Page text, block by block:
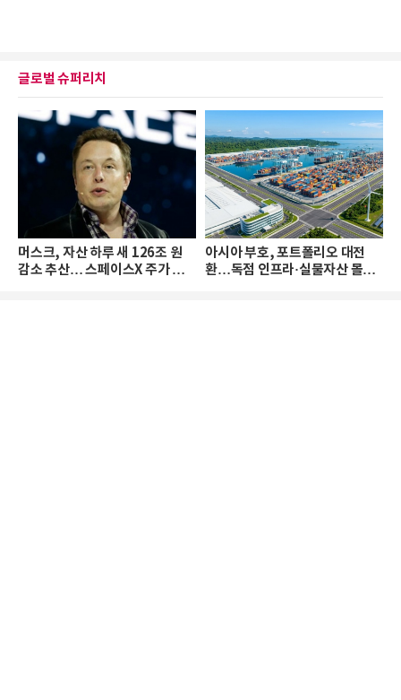
글로벌 슈퍼리치
머스크, 자산 하루 새 126조 원
감소 추산… 스페이스X 주가 하
아시아 부호, 포트폴리오 대전
환…독점 인프라·실물자산 몰린